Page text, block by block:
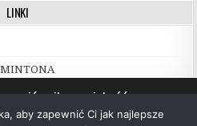
LINKI
najlepszą jakość
aby zapewnić Ci jak najlepsze